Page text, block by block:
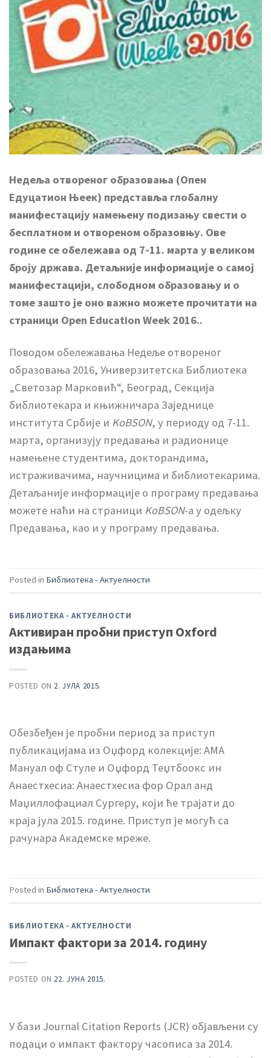
Недеља отвореног образовања (Опен
Едуцатион Њеек) представља глобалну
манифестацију намењену подизању свести о
бесплатном и отвореном образовњу. Ове
године се обележава од 7-11. марта у великом
броју држава. Детаљније информације о самој
манифестацији, слободном образовању и о
томе зашто је оно важно можете прочитати на
страници Open Education Week 2016..
Поводом обележавања Недеље отвореног
образовања 2016, Универзитетска Библиотека
„Светозар Марковић“, Београд, Секција
библиотекара и књижничара Заједнице
института Србије и KoBSON, у периоду од 7-11.
марта, организују предавања и радионице
намењене студентима, докторандима,
истраживачима, научницима и библиотекарима.
Детаљаније информације о програму предавања
можете наћи на страници KoBSON-а у одељку
Предавања, као и у програму предавања.
Posted in Библиотека - Актуелности
БИБЛИОТЕКА - АКТУЕЛНОСТИ
Активиран пробни приступ Oxford
издањима
POSTED ON 2. ЈУЛА 2015.
Обезбеђен је пробни период за приступ
публикацијама из Оџфорд колекције: АМА
Мануал оф Стyле и Оџфорд Теџтбоокс ин
Анаестхесиа: Анаестхесиа фор Орал анд
Маџиллофациал Сургерy, који ће трајати до
краја јула 2015. године. Приступ је могућ са
рачунара Академске мреже.
Posted in Библиотека - Актуелности
БИБЛИОТЕКА - АКТУЕЛНОСТИ
Импакт фактори за 2014. годину
POSTED ON 22. ЈУНА 2015.
У бази Journal Citation Reports (JCR) објављени су
подаци о импакт фактору часописа за 2014.